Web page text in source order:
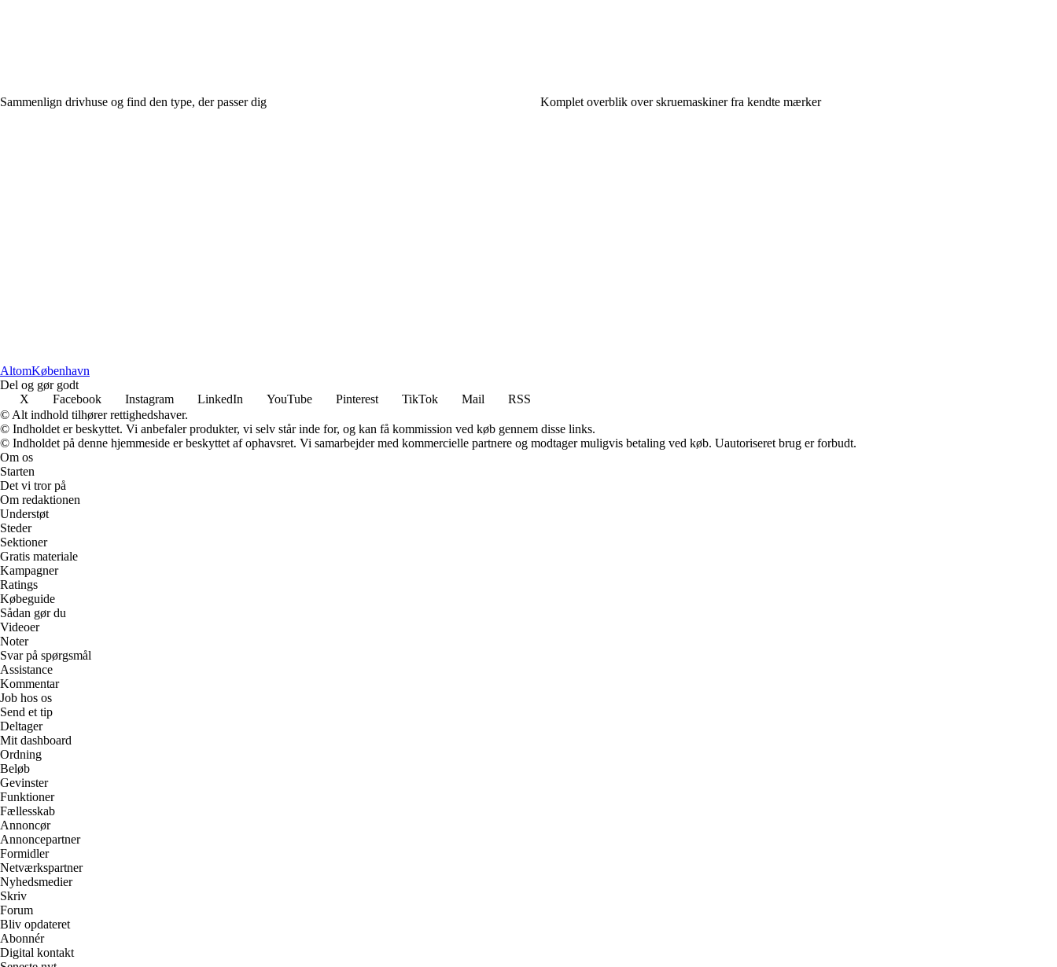
Sammenlign drivhuse og find den type, der passer dig Komplet overblik over skruemaskiner fra kendte mærker
AltomKøbenhavn
Del og gør godt
X
Facebook Instagram LinkedIn YouTube Pinterest TikTok Mail
RSS
© Alt indhold tilhører rettighedshaver.
© Indholdet er beskyttet. Vi anbefaler produkter, vi selv står inde for, og kan få kommission ved køb gennem disse links.
© Indholdet på denne hjemmeside er beskyttet af ophavsret. Vi samarbejder med kommercielle partnere og modtager muligvis betaling ved køb. Uautoriseret brug er forbudt.
Om os
Starten
Det vi tror på
Om redaktionen
Understøt
Steder
Sektioner
Gratis materiale
Kampagner
Ratings
Købeguide
Sådan gør du
Videoer
Noter
Svar på spørgsmål
Assistance
Kommentar
Job hos os
Send et tip
Deltager
Mit dashboard
Ordning
Beløb
Gevinster
Funktioner
Fællesskab
Annoncør
Annoncepartner
Formidler
Netværkspartner
Nyhedsmedier
Skriv
Forum
Bliv opdateret
Abonnér
Digital kontakt